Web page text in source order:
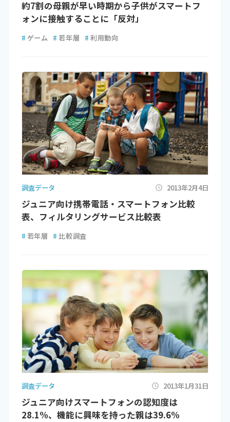
約7割の母親が早い時期から子供がスマートフ
ォンに接触することに「反対」
# ゲーム # 若年層 # 利用動向
調査データ 2013年2月4日
ジュニア向け携帯電話・スマートフォン比較
表、フィルタリングサービス比較表
# 若年層 # 比較調査
調査データ 2013年1月31日
ジュニア向けスマートフォンの認知度は
28.1%、機能に興味を持った親は39.6%